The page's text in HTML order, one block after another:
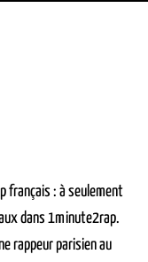
français : à seulement
dans 1minute2rap.
rappeur parisien au